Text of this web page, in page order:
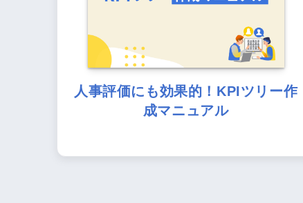
人事評価にも効果的！KPIツリー作
成マニュアル